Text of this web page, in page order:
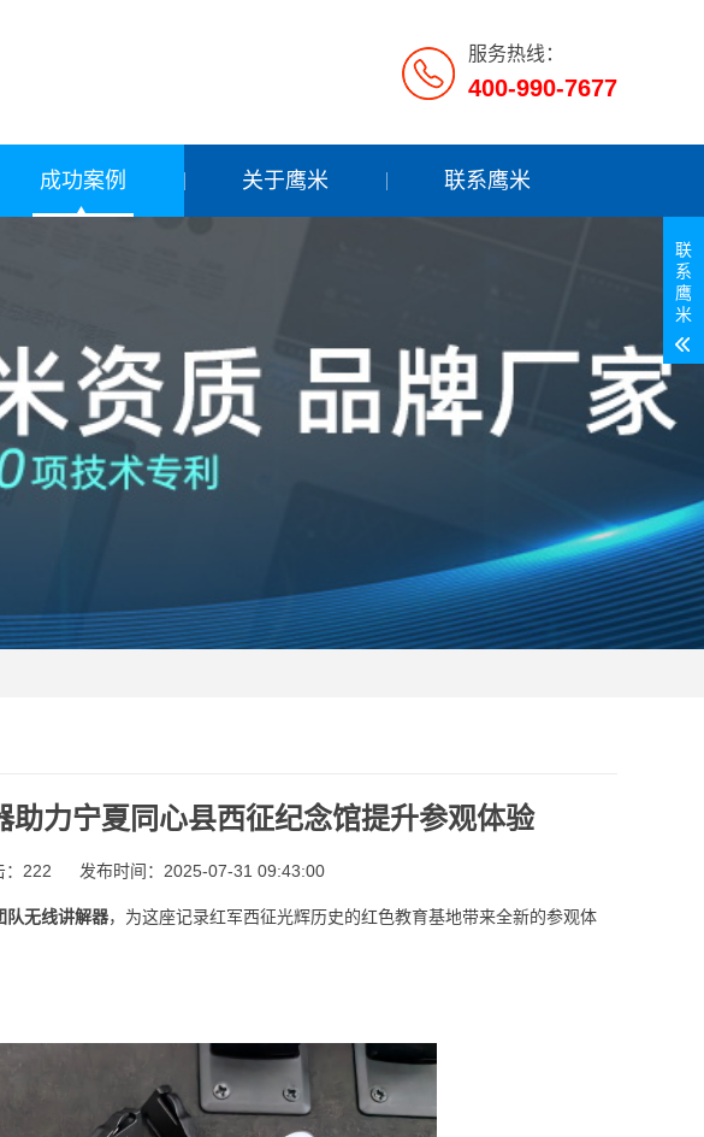
服务热线：
400-990-7677
成功案例 关于鹰米 联系鹰米
助力宁夏同心县西征纪念馆提升参观体验
：222 发布时间：2025-07-31 09:43:00
队无线讲解器，为这座记录红军西征光辉历史的红色教育基地带来全新的参观体
联
系
鹰
米